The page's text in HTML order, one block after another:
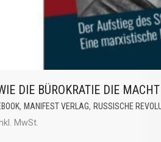
DIE BÜROKRATIE DIE
, MANIFEST VERLAG, RUSSISCHE
MwSt.